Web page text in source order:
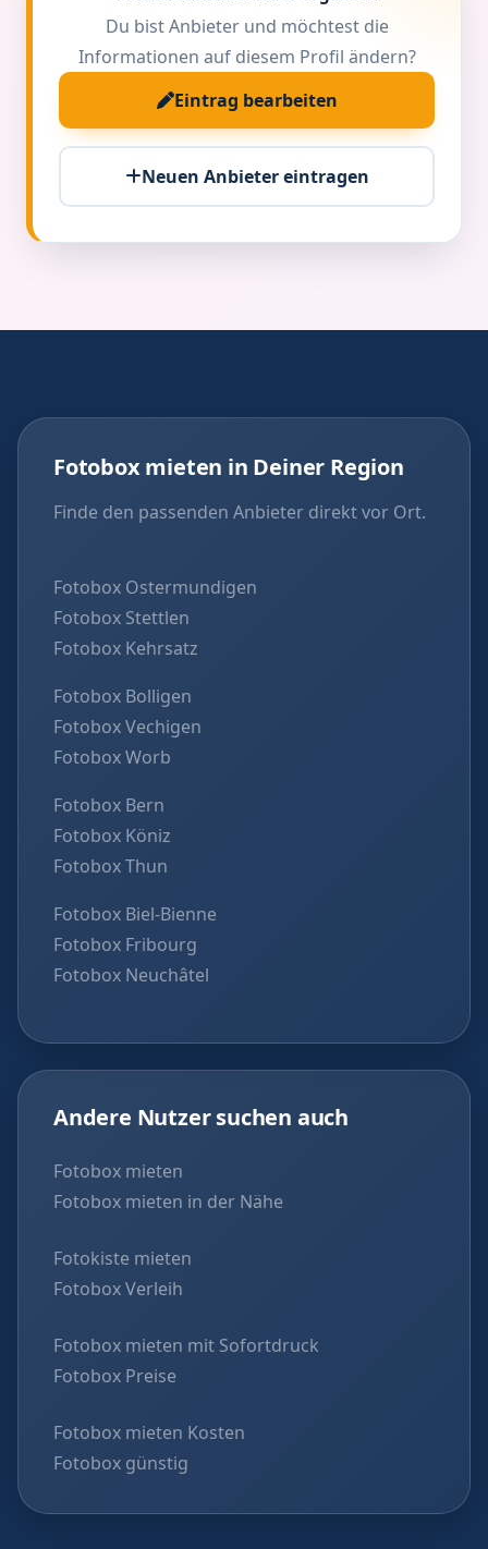
Du bist Anbieter und möchtest die
Informationen auf diesem Profil ändern?
Eintrag bearbeiten
Neuen Anbieter eintragen
Fotobox mieten in Deiner Region
Finde den passenden Anbieter direkt vor Ort.
Fotobox Ostermundigen
Fotobox Stettlen
Fotobox Kehrsatz
Fotobox Bolligen
Fotobox Vechigen
Fotobox Worb
Fotobox Bern
Fotobox Köniz
Fotobox Thun
Fotobox Biel-Bienne
Fotobox Fribourg
Fotobox Neuchâtel
Andere Nutzer suchen auch
Fotobox mieten
Fotobox mieten in der Nähe
Fotokiste mieten
Fotobox Verleih
Fotobox mieten mit Sofortdruck
Fotobox Preise
Fotobox mieten Kosten
Fotobox günstig